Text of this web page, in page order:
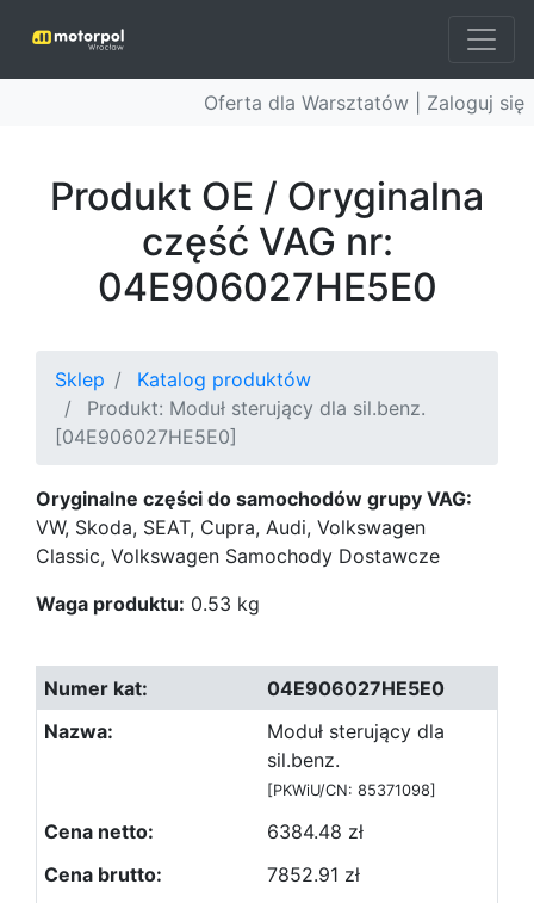
Oferta dla Warsztatów | Zaloguj się
Produkt OE / Oryginalna
część VAG nr:
04E906027HE5E0
Sklep
Katalog produktów
Produkt: Moduł sterujący dla sil.benz.
[04E906027HE5E0]
Oryginalne części do samochodów grupy VAG:
VW, Skoda, SEAT, Cupra, Audi, Volkswagen
Classic, Volkswagen Samochody Dostawcze
Waga produktu: 0.53 kg
04E906027HE5E0
Moduł sterujący dla
sil.benz.
[PKWiU/CN: 85371098]
6384.48 zł
7852.91 zł